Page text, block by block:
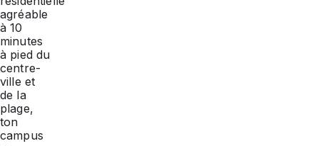
agréable
à 10
minutes
à pied du
centre-
ville et
de la
plage,
ton
campus